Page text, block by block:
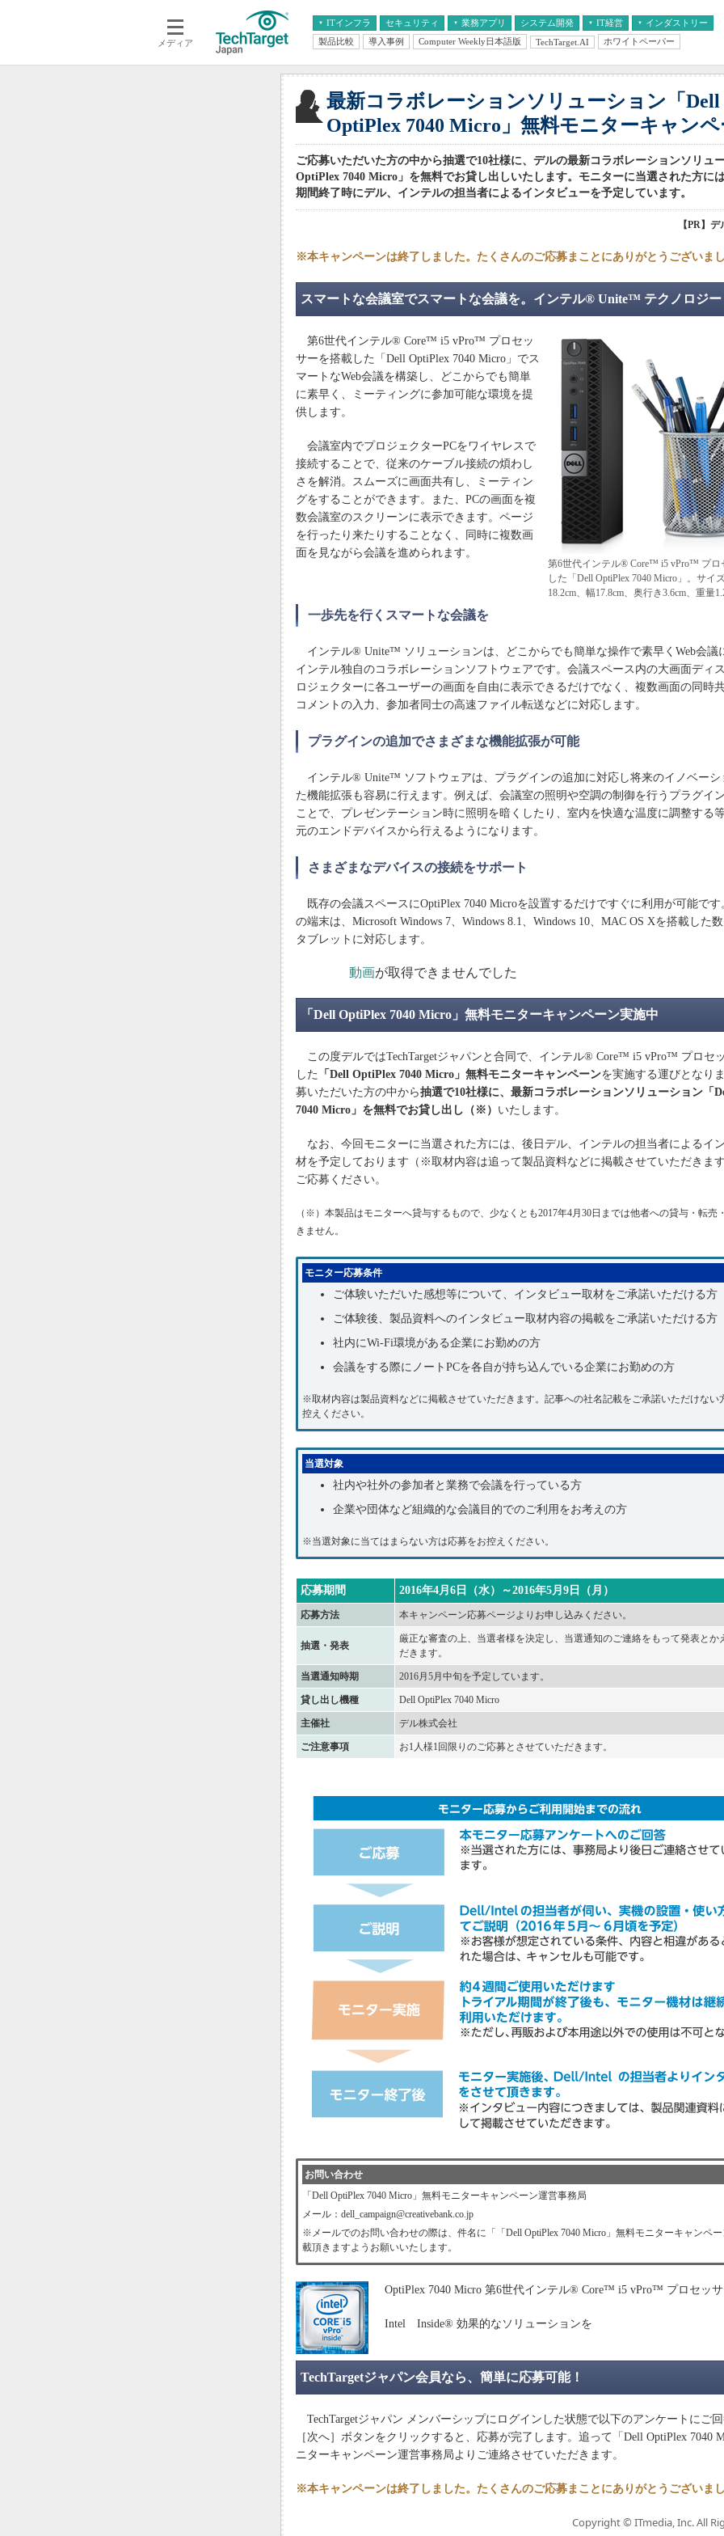
メディア
ITインフラ
クラウド
セキュリティ 業務アプリ
エンタープライズAI
ERP
データ分析
情報系システム
システム開発 IT経営
経営とIT
インダストリー
医療IT
製品比較 導入事例 Computer Weekly日本語版 TechTarget.AI ホワイトペーパー
最新コラボレーションソリューション「Dell
OptiPlex 7040 Micro」無料モニターキャンペ
ご応募いただいた方の中から抽選で10社様に、デルの最新コラボレーションソリュ
OptiPlex 7040 Micro」を無料でお貸し出しいたします。モニターに当選された方に
期間終了時にデル、インテルの担当者によるインタビューを予定しています。
【PR】
※本キャンペーンは終了しました。たくさんのご応募まことにありがとうございま
スマートな会議室でスマートな会議を。インテル® Unite™ テクノロジー
第6世代インテル® Core™ i5 vPro™ プロ
した「Dell OptiPlex 7040 Micro」。サイ
18.2cm、幅17.8cm、奥行き3.6cm、重量
第6世代インテル® Core™ i5 vPro™ プロセッ
サーを搭載した「Dell OptiPlex 7040 Micro」でス
マートなWeb会議を構築し、どこからでも簡単
に素早く、ミーティングに参加可能な環境を提
供します。
会議室内でプロジェクターPCをワイヤレスで
接続することで、従来のケーブル接続の煩わし
さを解消。スムーズに画面共有し、ミーティン
グをすることができます。また、PCの画面を複
数会議室のスクリーンに表示できます。ページ
を行ったり来たりすることなく、同時に複数画
面を見ながら会議を進められます。
一歩先を行くスマートな会議を
インテル® Unite™ ソリューションは、どこからでも簡単な操作で素早くWeb会議
インテル独自のコラボレーションソフトウェアです。会議スペース内の大画面ディ
ロジェクターに各ユーザーの画面を自由に表示できるだけでなく、複数画面の同時
コメントの入力、参加者同士の高速ファイル転送などに対応します。
プラグインの追加でさまざまな機能拡張が可能
インテル® Unite™ ソフトウェアは、プラグインの追加に対応し将来のイノベーシ
た機能拡張も容易に行えます。例えば、会議室の照明や空調の制御を行うプラグイ
ことで、プレゼンテーション時に照明を暗くしたり、室内を快適な温度に調整する
元のエンドデバイスから行えるようになります。
さまざまなデバイスの接続をサポート
既存の会議スペースにOptiPlex 7040 Microを設置するだけですぐに利用が可能です
の端末は、Microsoft Windows 7、Windows 8.1、Windows 10、MAC OS Xを搭載した
タブレットに対応します。
動画が取得できませんでした
「Dell OptiPlex 7040 Micro」無料モニターキャンペーン実施中
この度デルではTechTargetジャパンと合同で、インテル® Core™ i5 vPro™ プロセ
した
「Dell OptiPlex 7040 Micro」無料モニターキャンペーンを実施する運びとなり
募いただいた方の中から抽選で10社様に、最新コラボレーションソリューション「
7040 Micro」を無料でお貸し出し（※） いたします。
なお、今回モニターに当選された方には、後日デル、インテルの担当者によるイ
材を予定しております（※取材内容は追って製品資料などに掲載させていただきま
ご応募ください。
（※）本製品はモニターへ貸与するもので、少なくとも2017年4月30日までは他者への貸与・転売
きません。
モニター応募条件
ご体験いただいた感想等について、インタビュー取材をご承諾いただける方
ご体験後、製品資料へのインタビュー取材内容の掲載をご承諾いただける方
社内にWi-Fi環境がある企業にお勤めの方
会議をする際にノートPCを各自が持ち込んでいる企業にお勤めの方
※取材内容は製品資料などに掲載させていただきます。記事への社名記載をご承諾いただけない
控えください。
当選対象
社内や社外の参加者と業務で会議を行っている方
企業や団体など組織的な会議目的でのご利用をお考えの方
※当選対象に当てはまらない方は応募をお控えください。
応募期間 2016年4月6日（水）～2016年5月9日（月）
応募方法 本キャンペーン応募ページよりお申し込みください。
抽選・発表
厳正な審査の上、当選者様を決定し、当選通知のご連絡をもって発表とか
だきます。
当選通知時期 2016月5月中旬を予定しています。
貸し出し機種 Dell OptiPlex 7040 Micro
主催社 デル株式会社
ご注意事項 お1人様1回限りのご応募とさせていただきます。
お問い合わせ
「Dell OptiPlex 7040 Micro」無料モニターキャンペーン運営事務局
メール：dell_campaign@creativebank.co.jp
※メールでのお問い合わせの際は、件名に「「Dell OptiPlex 7040 Micro」無料モニターキャンペ
載頂きますようお願いいたします。
OptiPlex 7040 Micro 第6世代インテル® Core™ i5 vPro™ プロセッ
Intel Inside® 効果的なソリューションを
TechTargetジャパン会員なら、簡単に応募可能！
TechTargetジャパン メンバーシップにログインした状態で以下のアンケートにご回
［次へ］ボタンをクリックすると、応募が完了します。追って「Dell OptiPlex 7040
ニターキャンペーン運営事務局よりご連絡させていただきます。
※本キャンペーンは終了しました。たくさんのご応募まことにありがとうございま
Copyright © ITmedia, Inc. All